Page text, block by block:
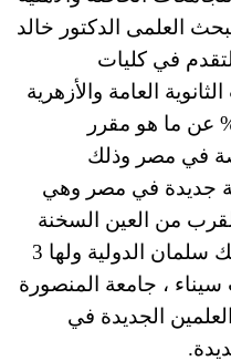
العلمى الدكتور خالد
في كليات
2020 لطلاب الثانوية العامة والأزهرية
المعادلة بنسبة 5 % عن ما هو مقرر
في مصر وذلك
أهلية جديدة في مصر وهي
من العين السخنة
في هضبة الجلالة ، جامعة الملك سلمان الدولية ولها 3
، جامعة المنصورة
الجديدة في